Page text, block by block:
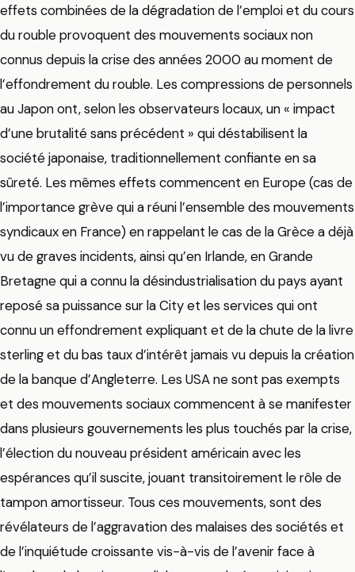
effets combinées de la dégradation de l’emploi et du cours
du rouble provoquent des mouvements sociaux non
connus depuis la crise des années 2000 au moment de
l’effondrement du rouble. Les compressions de personnels
au Japon ont, selon les observateurs locaux, un « impact
d’une brutalité sans précédent » qui déstabilisent la
société japonaise, traditionnellement confiante en sa
sûreté. Les mêmes effets commencent en Europe (cas de
l’importance grève qui a réuni l’ensemble des mouvements
syndicaux en France) en rappelant le cas de la Grèce a déjà
vu de graves incidents, ainsi qu’en Irlande, en Grande
Bretagne qui a connu la désindustrialisation du pays ayant
reposé sa puissance sur la City et les services qui ont
connu un effondrement expliquant et de la chute de la livre
sterling et du bas taux d’intérêt jamais vu depuis la création
de la banque d’Angleterre. Les USA ne sont pas exempts
et des mouvements sociaux commencent à se manifester
dans plusieurs gouvernements les plus touchés par la crise,
l’élection du nouveau président américain avec les
espérances qu’il suscite, jouant transitoirement le rôle de
tampon amortisseur. Tous ces mouvements, sont des
révélateurs de l’aggravation des malaises des sociétés et
de l’inquiétude croissante vis-à-vis de l’avenir face à